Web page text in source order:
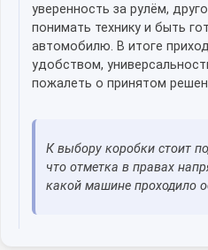
уверенность за рулём,
понимать технику и быть
автомобилю. В итоге
удобством,
пожалеть о принятом
К выбору коробки стоит
что отметка в правах
какой машине проходило